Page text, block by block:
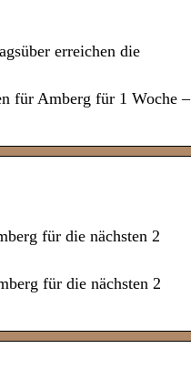
erreichen die
für Amberg für 1 Woche –
für die nächsten 2
für die nächsten 2